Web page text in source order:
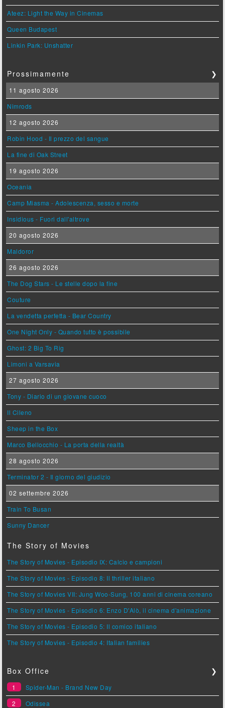
Ateez: Light the Way in Cinemas
Queen Budapest
Linkin Park: Unshatter
Prossimamente ❯
11 agosto 2026
Nimrods
12 agosto 2026
Robin Hood - Il prezzo del sangue
La fine di Oak Street
19 agosto 2026
Oceania
Camp Miasma - Adolescenza, sesso e morte
Insidious - Fuori dall'altrove
20 agosto 2026
Maldoror
26 agosto 2026
The Dog Stars - Le stelle dopo la fine
Couture
La vendetta perfetta - Bear Country
One Night Only - Quando tutto è possibile
Ghost: 2 Big To Rig
Limoni a Varsavia
27 agosto 2026
Tony - Diario di un giovane cuoco
Il Cileno
Sheep in the Box
Marco Bellocchio - La porta della realtà
28 agosto 2026
Terminator 2 - Il giorno del giudizio
02 settembre 2026
Train To Busan
Sunny Dancer
The Story of Movies
The Story of Movies - Episodio IX: Calcio e campioni
The Story of Movies - Episodio 8: Il thriller italiano
The Story of Movies VII: Jung Woo-Sung, 100 anni di cinema coreano
The Story of Movies - Episodio 6: Enzo D'Alò, il cinema d'animazione
The Story of Movies - Episodio 5: Il comico italiano
The Story of Movies - Episodio 4: Italian families
Box Office ❯
1
Spider-Man - Brand New Day
2
Odissea